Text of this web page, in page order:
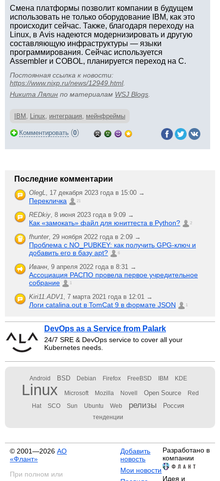
Смена платформы позволит компании в будущем
использовать не только оборудование IBM, как это
происходит сейчас. Также, благодаря переходу на
Linux, в Avis надеются модернизировать и другую
составляющую инфраструктуры — языки
программирования. Сейчас используется
Assembler и COBOL, планируется переход на C.
Постоянная ссылка к новости:
https://www.nixp.ru/news/12949.html.
Никита Лялин по материалам WSJ Blogs
IBM , Linux, интеграция, мейнфреймы
Комментировать (0)
Последние комментарии
OlegL, 17 декабря 2023 года в 15:00 →
Перекличка 21
REDkiy, 8 июня 2023 года в 9:09 →
Как «замокать» файл для юниттеста в Python? 2
fhunter, 29 ноября 2022 года в 2:09 →
Проблема с NO_PUBKEY: как получить GPG-ключ и
добавить его в базу apt?
6
Иванн, 9 апреля 2022 года в 8:31 →
Ассоциация РАСПО провела первое учредительное
собрание
1
Kiri11.ADV1, 7 марта 2021 года в 12:01 →
Логи catalina.out в TomCat 9 в формате JSON 1
DevOps as a Service from Palark
24/7 SRE & DevOps service to cover all your
Kubernetes needs.
Android BSD Debian Firefox FreeBSD IBM KDE
Linux Microsoft Mozilla Novell Open Source Red
Hat SCO Sun Ubuntu Web релизы Россия
тенденции
© 2001—2026 АО
«Флант»
При полном или
Добавить
новость
Мои новости
Разработано в
компании
Идея и